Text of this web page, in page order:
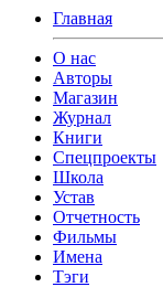
Главная
О нас
Авторы
Магазин
Журнал
Книги
Спецпроекты
Школа
Устав
Отчетность
Фильмы
Имена
Тэги